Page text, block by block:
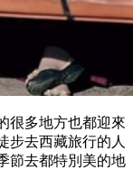
很多地方也都迎來
步去西藏旅行的人
節去都特別美的地